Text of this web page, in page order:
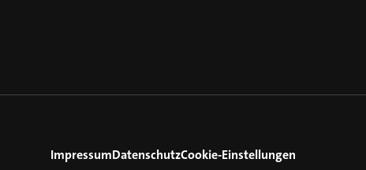
ImpressumDatenschutzCookie-Einstellungen